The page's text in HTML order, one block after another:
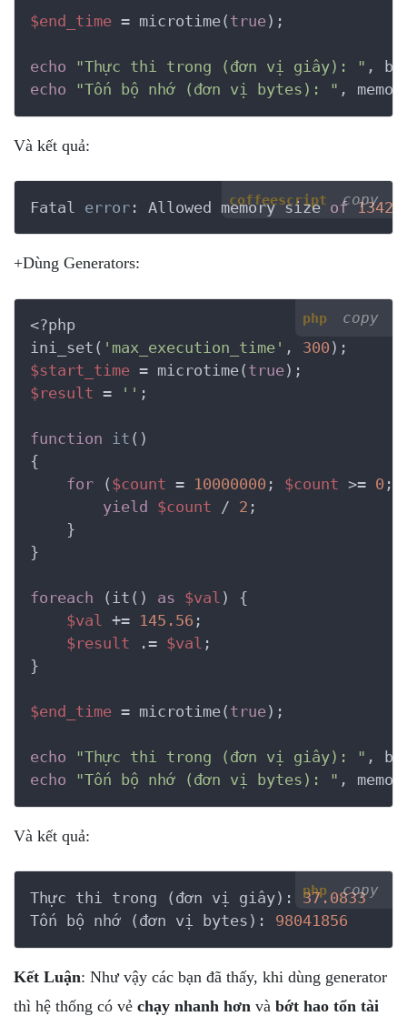
$end_time = microtime( true);
echo "Thực thi trong (đơn vị giây): " ,
echo
"Tốn bộ nhớ (đơn vị bytes): " ,
Và kết quả:
coffeescript copy
Fatal error: Allowed memory size of
+Dùng Generators:
php copy
<?php
ini_set( 'max_execution_time' , 300
$start_time = microtime( true
$result = '' ;
function it ()
{
for ( $count = 10000000 ; $count >= 0 ;
yield
$count / 2 ;
    }
}
foreach (it() as $val ) {
$val += 145.56 ;
$result .= $val ;
}
$end_time = microtime( true);
echo "Thực thi trong (đơn vị giây): " ,
echo
"Tốn bộ nhớ (đơn vị bytes): " ,
Và kết quả:
php copy
Thực thi trong (đơn vị giây): 37.0833
Tốn bộ nhớ (đơn vị bytes): 98041856
Kết Luận: Như vậy các bạn đã thấy, khi dùng generator
thì hệ thống có vẻ chạy nhanh hơn và bớt hao tổn tài